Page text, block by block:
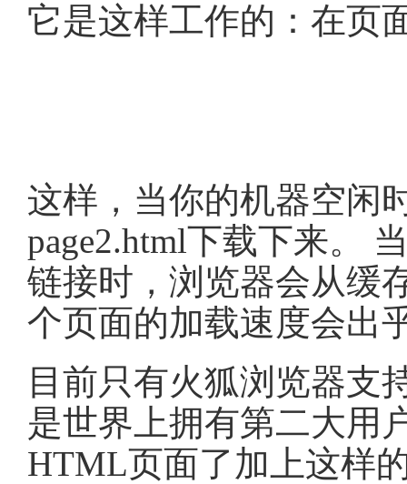
它是这样工作的：在页
这样，当你的机器空闲
page2.html下载下来。
链接时，浏览器会从缓
个页面的加载速度会出
目前只有火狐浏览器支
是世界上拥有第二大用
HTML页面了加上这样